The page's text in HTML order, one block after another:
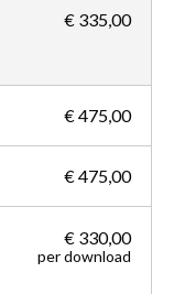
€ 335,00
€ 475,00
€ 475,00
€ 330,00
per download